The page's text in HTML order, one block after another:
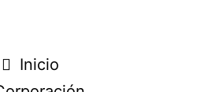
Inicio